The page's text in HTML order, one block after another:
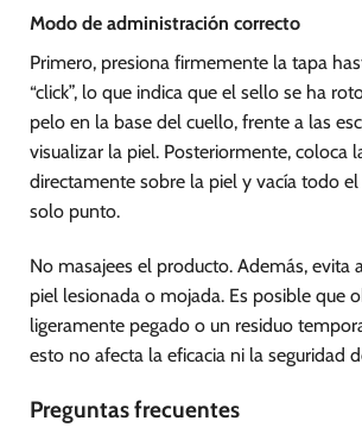
Modo de administración correcto
Primero, presiona firmemente la tapa
“click”, lo que indica que el sello se ha
pelo en la base del cuello, frente a las
visualizar la piel. Posteriormente, coloca
directamente sobre la piel y vacía todo
solo punto.
No masajees el producto. Además, evita
piel lesionada o mojada. Es posible que
ligeramente pegado o un residuo
esto no afecta la eficacia ni la seguridad
Preguntas frecuentes